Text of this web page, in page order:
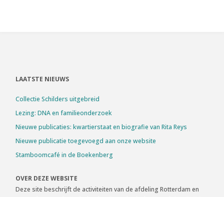
LAATSTE NIEUWS
Collectie Schilders uitgebreid
Lezing: DNA en familieonderzoek
Nieuwe publicaties: kwartierstaat en biografie van Rita Reys
Nieuwe publicatie toegevoegd aan onze website
Stamboomcafé in de Boekenberg
OVER DEZE WEBSITE
Deze site beschrijft de activiteiten van de afdeling Rotterdam en